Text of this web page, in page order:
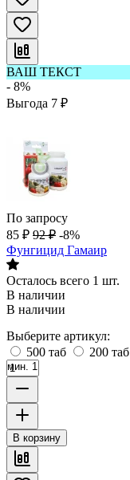
ВАШ ТЕКСТ
- 8%
Выгода 7 ₽
По запросу
85 ₽ 92 ₽ -8%
Фунгицид Гамаир
Осталось всего 1 шт.
В наличии
В наличии
Выберите артикул:
500 таб
200 таб
мин. 1
В корзину